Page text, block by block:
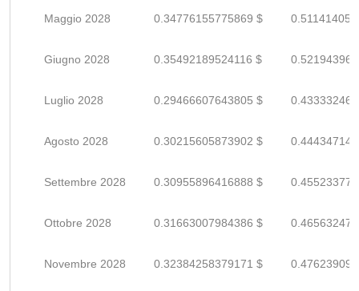
Maggio 2028 0.34776155775869 $
Giugno 2028 0.35492189524116 $
Luglio 2028 0.29466607643805 $
Agosto 2028 0.30215605873902 $
Settembre 2028 0.30955896416888 $
Ottobre 2028 0.31663007984386 $
Novembre 2028 0.32384258379171 $